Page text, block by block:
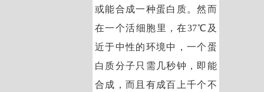
或能合成一种蛋白质。然而
在一个活细胞里，在37℃及
近于中性的环境中，一个蛋
白质分子只需几秒钟，即能
合成，而且有成百上千个不